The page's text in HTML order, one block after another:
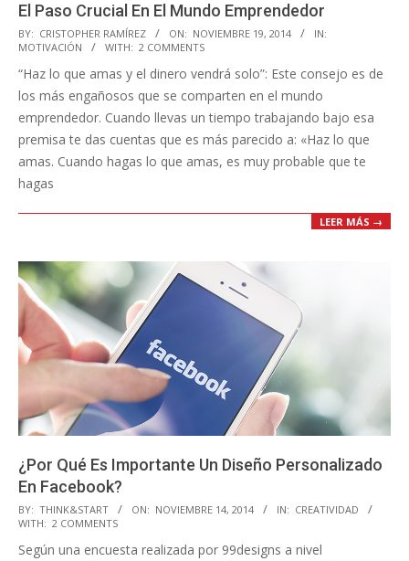
El Paso Crucial En El Mundo Emprendedor
2014-
11-
19
BY: CRISTOPHER RAMÍREZ ON: NOVIEMBRE 19, 2014
IN:
MOTIVACIÓN
WITH: 2 COMMENTS
“Haz lo que amas y el dinero vendrá solo”: Este consejo es de
los más engañosos que se comparten en el mundo
emprendedor. Cuando llevas un tiempo trabajando bajo esa
premisa te das cuentas que es más parecido a: «Haz lo que
amas. Cuando hagas lo que amas, es muy probable que te
hagas
LEER MÁS →
¿Por Qué Es Importante Un Diseño Personalizado
En Facebook?
2014-
11-
14
BY: THINK&START ON: NOVIEMBRE 14, 2014 IN: CREATIVIDAD
WITH: 2 COMMENTS
Según una encuesta realizada por 99designs a nivel